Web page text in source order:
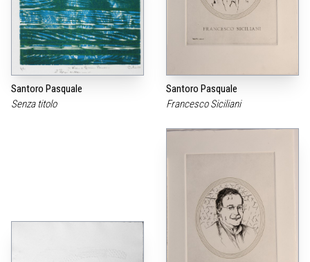
Santoro Pasquale
Senza titolo
Santoro Pasquale
Francesco Siciliani